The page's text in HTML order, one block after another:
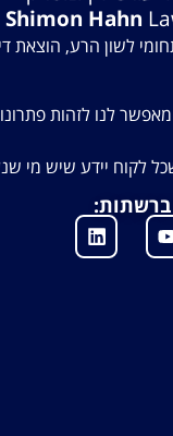
Shimon Hahn
לשון הרע, הוצאת
לנו לזהות
לקוח יידע שיש מי